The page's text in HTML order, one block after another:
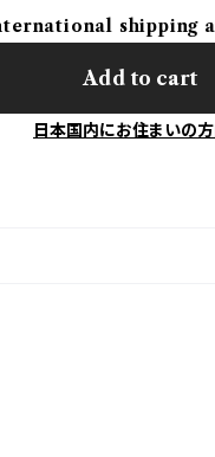
shipping
Add to cart
日本国内にお住まいの